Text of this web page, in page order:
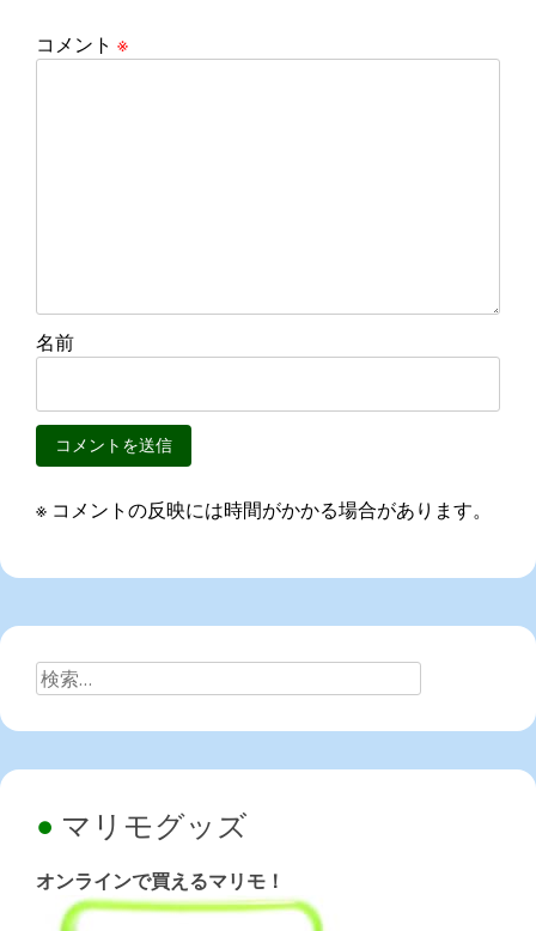
コメント ※
名前
※ コメントの反映には時間がかかる場合があります。
検
索:
マリモグッズ
オンラインで買えるマリモ！